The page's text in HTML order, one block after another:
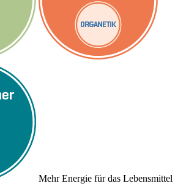
Mehr Energie für das Lebensmittel